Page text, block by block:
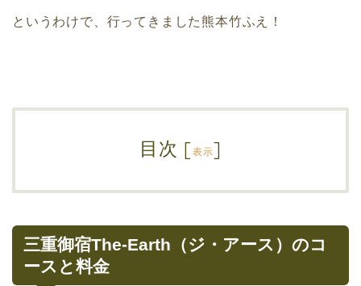
というわけで、行ってきました熊本竹ふえ！
目次 [表示]
三重御宿The-Earth（ジ・アース）のコ
ースと料金